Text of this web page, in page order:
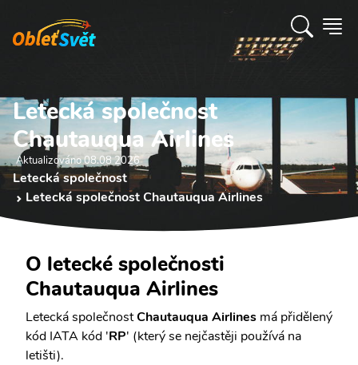
Letecká společnost
Chautauqua Airlines
Aktualizováno 08.08 2026
Letecká společnost
Letecká společnost Chautauqua Airlines
O letecké společnosti
Chautauqua Airlines
Letecká společnostChautauqua Airlines má přidělený
kód IATA kód 'RP' (který se nejčastěji používá na
letišti).